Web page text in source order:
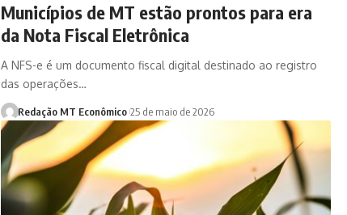
Municípios de MT estão prontos para era
da Nota Fiscal Eletrônica
A NFS-e é um documento fiscal digital destinado ao registro
das operações…
Redação MT Econômico 25 de maio de 2026